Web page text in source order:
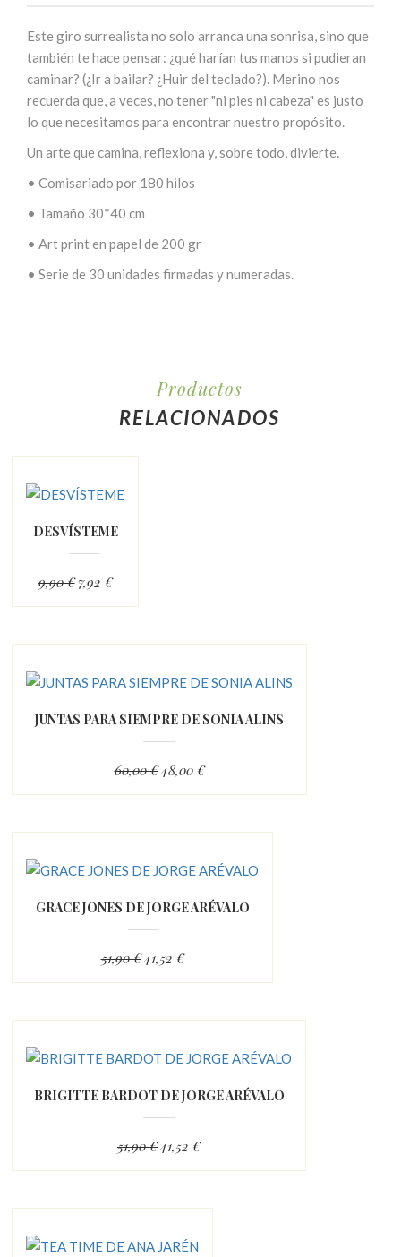
Este giro surrealista no solo arranca una sonrisa, sino que
también te hace pensar: ¿qué harían tus manos si pudieran
caminar? (¿Ir a bailar? ¿Huir del teclado?). Merino nos
recuerda que, a veces, no tener "ni pies ni cabeza" es justo
lo que necesitamos para encontrar nuestro propósito.
Un arte que camina, reflexiona y, sobre todo, divierte.
• Comisariado por 180 hilos
• Tamaño 30*40 cm
• Art print en papel de 200 gr
• Serie de 30 unidades firmadas y numeradas.
Productos
RELACIONADOS
DESVÍSTEME
9,90 €7,92 €
JUNTAS PARA SIEMPRE DE SONIA ALINS
60,00 €48,00 €
GRACE JONES DE JORGE ARÉVALO
51,90 €41,52 €
BRIGITTE BARDOT DE JORGE ARÉVALO
51,90 €41,52 €